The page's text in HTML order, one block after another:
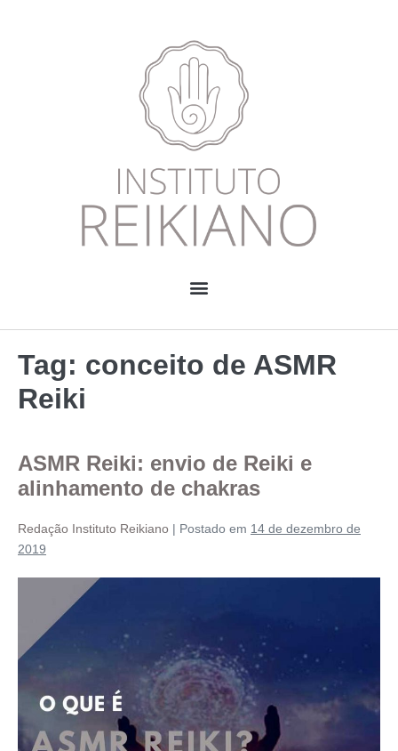
Tag: conceito de ASMR
Reiki
ASMR Reiki: envio de Reiki e
alinhamento de chakras
Redação Instituto Reikiano | Postado em 14 de dezembro de
2019